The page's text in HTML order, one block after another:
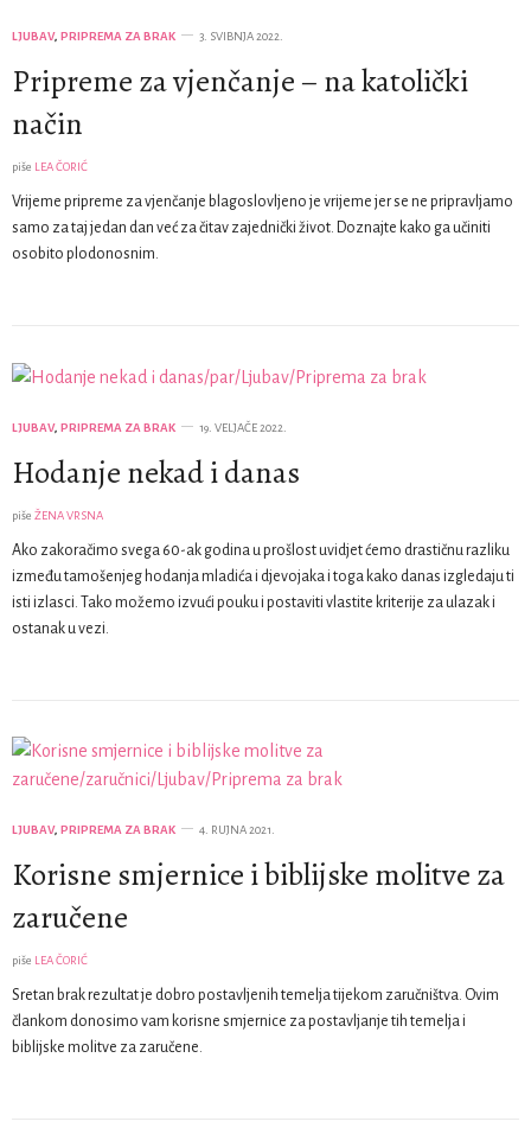
LJUBAV, PRIPREMA ZA BRAK 3. SVIBNJA 2022.
Pripreme za vjenčanje – na katolički
način
piše LEA ČORIĆ
Vrijeme pripreme za vjenčanje blagoslovljeno je vrijeme jer se ne pripravljamo
samo za taj jedan dan već za čitav zajednički život. Doznajte kako ga učiniti
osobito plodonosnim.
LJUBAV, PRIPREMA ZA BRAK 19. VELJAČE 2022.
Hodanje nekad i danas
piše ŽENA VRSNA
Ako zakoračimo svega 60-ak godina u prošlost uvidjet ćemo drastičnu razliku
između tamošenjeg hodanja mladića i djevojaka i toga kako danas izgledaju ti
isti izlasci. Tako možemo izvući pouku i postaviti vlastite kriterije za ulazak i
ostanak u vezi.
LJUBAV, PRIPREMA ZA BRAK 4. RUJNA 2021.
Korisne smjernice i biblijske molitve za
zaručene
piše LEA ČORIĆ
Sretan brak rezultat je dobro postavljenih temelja tijekom zaručništva. Ovim
člankom donosimo vam korisne smjernice za postavljanje tih temelja i
biblijske molitve za zaručene.